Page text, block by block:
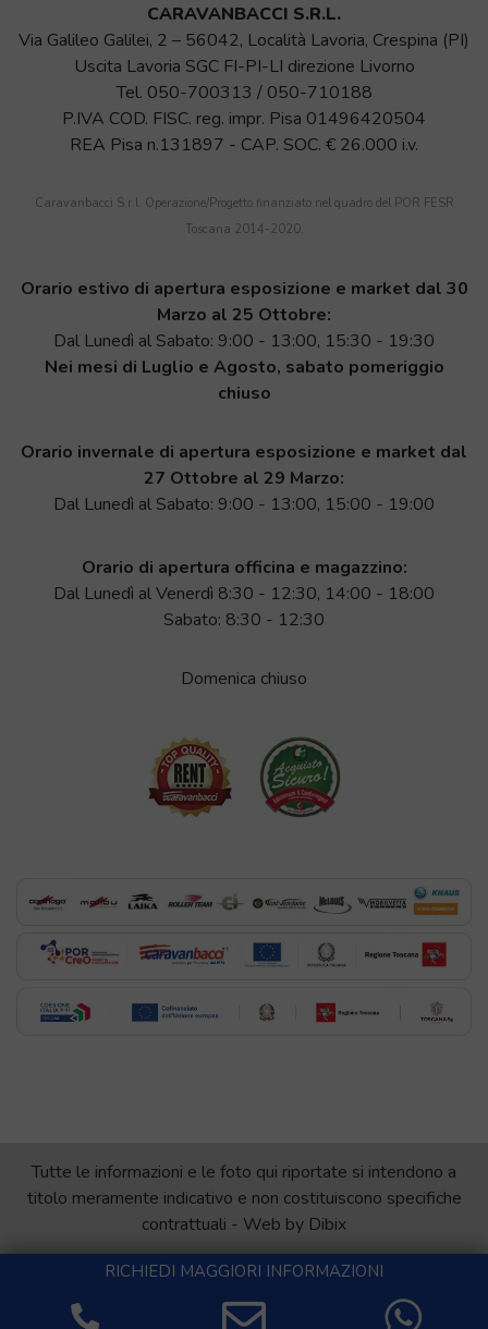
RICHIEDI MAGGIORI INFORMAZIONI
CARAVANBACCI S.R.L.
Via Galileo Galilei, 2 – 56042, Località Lavoria, Crespina (PI)
Uscita Lavoria SGC FI-PI-LI direzione Livorno
Tel. 050-700313 / 050-710188
P.IVA COD. FISC. reg. impr. Pisa 01496420504
REA Pisa n.131897 - CAP. SOC. € 26.000 i.v.
Caravanbacci S.r.l. Operazione/Progetto finanziato nel quadro del POR FESR
Toscana 2014-2020.
Orario estivo di apertura esposizione e market dal 30
Marzo al 25 Ottobre:
Dal Lunedì al Sabato: 9:00 - 13:00, 15:30 - 19:30
Nei mesi di Luglio e Agosto, sabato pomeriggio
chiuso
Orario invernale di apertura esposizione e market dal
27 Ottobre al 29 Marzo:
Dal Lunedì al Sabato: 9:00 - 13:00, 15:00 - 19:00
Orario di apertura officina e magazzino:
Dal Lunedì al Venerdì 8:30 - 12:30, 14:00 - 18:00
Sabato: 8:30 - 12:30
Domenica chiuso
Tutte le informazioni e le foto qui riportate si intendono a
titolo meramente indicativo e non costituiscono specifiche
contrattuali - Web by Dibix